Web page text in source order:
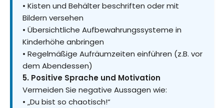
• Kisten und Behälter beschriften oder mit
Bildern versehen
• Übersichtliche Aufbewahrungssysteme in
Kinderhöhe anbringen
• Regelmäßige Aufräumzeiten einführen (z.B. vor
dem Abendessen)
5. Positive Sprache und Motivation
Vermeiden Sie negative Aussagen wie:
• „Du bist so chaotisch!“